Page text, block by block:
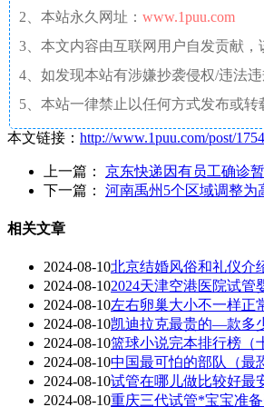
2、本站永久网址： www.1puu.com
3、本文内容由互联网用户自发贡献
4、如发现本站有涉嫌抄袭侵权/违法
5、本站一律禁止以任何方式发布或
本文链接： http://www.1puu.com/post/
上一篇： 京东快递因有员工确诊
下一篇： 河南禹州5个区域调整为
相关文章
2024-08-10北京结婚风俗和礼仪介
2024-08-102024天津空港医院试管
2024-08-10左右卵巢大小不一样正
2024-08-10凯迪拉克最贵的—款多
2024-08-10篮球小说完本排行榜（
2024-08-10中国最可怕的部队（最
2024-08-10试管在哪儿做比较好最
2024-08-10重庆三代试管*宝宝准